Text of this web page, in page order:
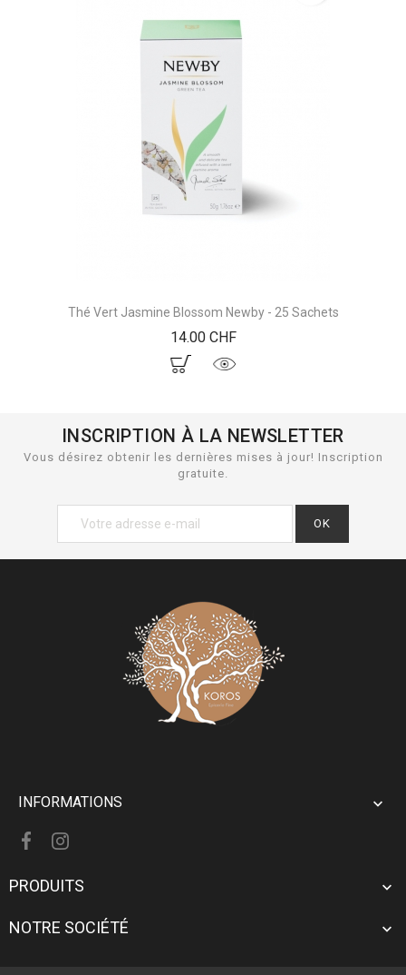
Thé Vert Jasmine Blossom Newby - 25 Sachets
14.00 CHFPrix
INSCRIPTION À LA NEWSLETTER
Vous désirez obtenir les dernières mises à jour! Inscription
gratuite.
INFORMATIONS 
PRODUITS 
NOTRE SOCIÉTÉ 